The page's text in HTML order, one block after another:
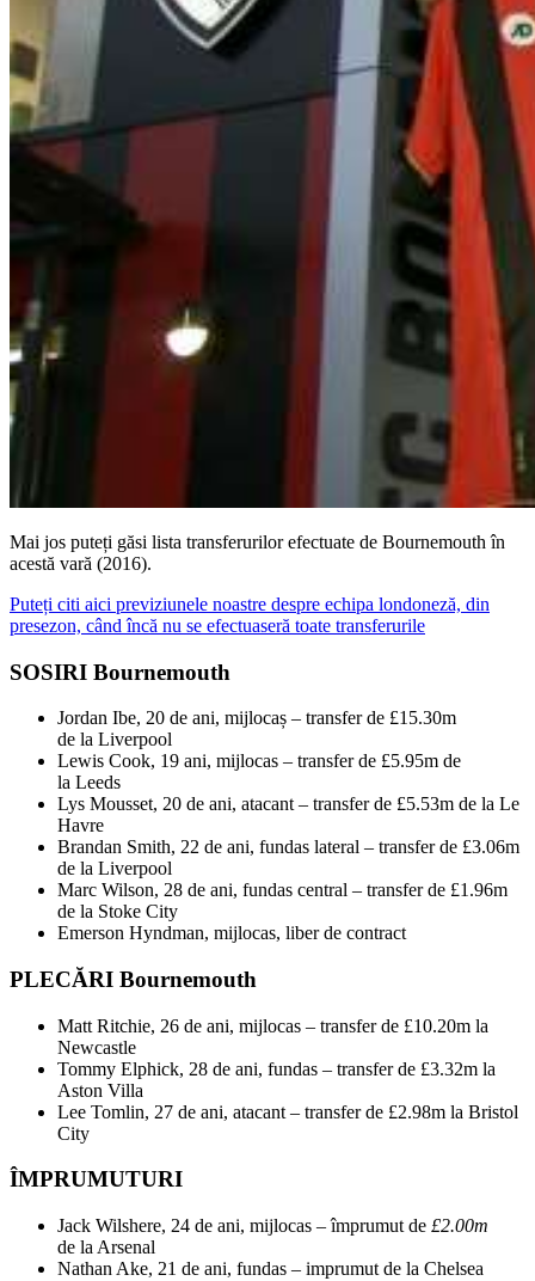
Mai jos puteți găsi lista transferurilor efectuate de Bournemouth în
acestă vară (2016).
Puteți citi aici previziunele noastre despre echipa londoneză, din
presezon, când încă nu se efectuaseră toate transferurile
SOSIRI Bournemouth
Jordan Ibe, 20 de ani, mijlocaș – transfer de £15.30m
de la Liverpool
Lewis Cook, 19 ani, mijlocas – transfer de £5.95m de
la Leeds
Lys Mousset, 20 de ani, atacant – transfer de £5.53m de la Le
Havre
Brandan Smith, 22 de ani, fundas lateral – transfer de £3.06m
de la Liverpool
Marc Wilson, 28 de ani, fundas central – transfer de £1.96m
de la Stoke City
Emerson Hyndman, mijlocas, liber de contract
PLECĂRI Bournemouth
Matt Ritchie, 26 de ani, mijlocas – transfer de £10.20m la
Newcastle
Tommy Elphick, 28 de ani, fundas – transfer de £3.32m la
Aston Villa
Lee Tomlin, 27 de ani, atacant – transfer de £2.98m la Bristol
City
ÎMPRUMUTURI
Jack Wilshere, 24 de ani, mijlocas – împrumut de £2.00m
de la Arsenal
Nathan Ake, 21 de ani, fundas – imprumut de la Chelsea